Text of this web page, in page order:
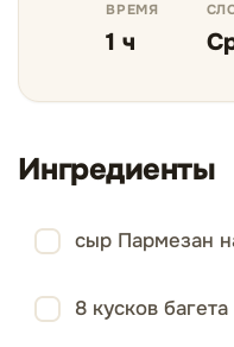
ВРЕМЯ
1 ч
Ингредиенты
сыр Пармезан
8 кусков багета